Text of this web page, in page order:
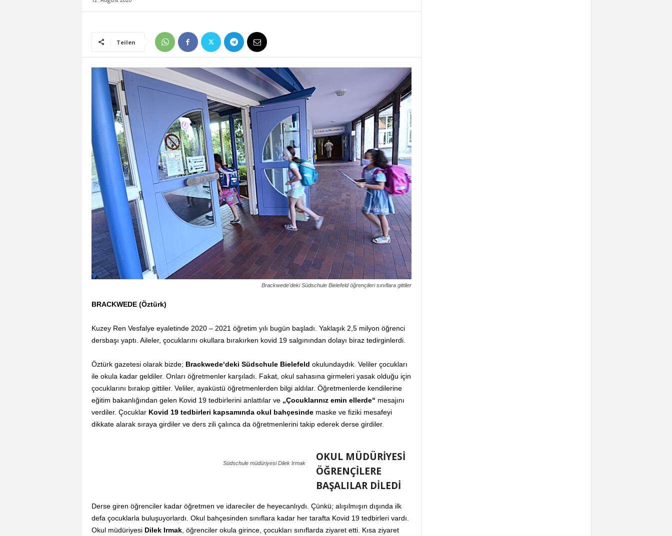
Teilen
Brackwede'deki Südschule Bielefeld öğrençileri sınıflara gittiler
BRACKWEDE (Öztürk)
Kuzey Ren Vesfalye eyaletinde 2020 – 2021 öğretim yılı bugün başladı. Yaklaşık 2,5 milyon öğrenci
dersbaşı yaptı. Aileler, çocuklarını okullara bırakırken kovid 19 salgınından dolayı biraz tedirginlerdi.
Öztürk gazetesi olarak bizde; Brackwede‘deki Südschule Bielefeld okulundaydık. Veliler çocukları
ile okula kadar geldiler. Onları öğretmenler karşıladı. Fakat, okul sahasına girmeleri yasak olduğu için
çocuklarını bırakıp gittiler. Veliler, ayaküstü öğretmenlerden bilgi aldılar. Öğretmenlerde kendilerine
eğitim bakanlığından gelen Kovid 19 tedbirlerini anlattılar ve „Çocuklarınız emin ellerde“ mesajını
verdiler. Çocuklar Kovid 19 tedbirleri kapsamında okul bahçesindemaske ve fiziki mesafeyi
dikkate alarak sıraya girdiler ve ders zili çalınca da öğretmenlerini takip ederek derse girdiler.
Südschule müdüriyesi Dilek Irmak
OKUL MÜDÜRİYESİ
ÖĞRENÇİLERE
BAŞALILAR DİLEDİ
Derse giren öğrenciler kadar öğretmen ve idareciler de heyecanlıydı. Çünkü; alışılmışın dışında ilk
defa çocuklarla buluşuyorlardı. Okul bahçesinden sınıflara kadar her tarafta Kovid 19 tedbirleri vardı.
Okul müdüriyesi Dilek Irmak, öğrenciler okula girince, çocukları sınıflarda ziyaret etti. Kısa ziyaret